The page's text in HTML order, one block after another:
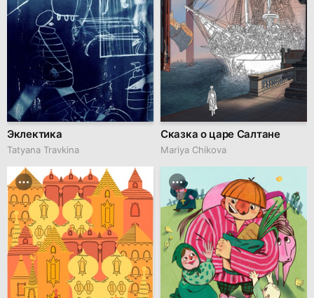
Эклектика
Tatyana Travkina
Сказка о царе Салтане
Mariya Chikova